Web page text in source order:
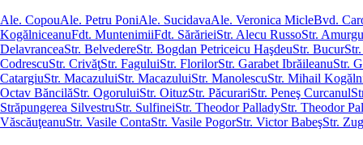
Ale. CopouAle. Petru PoniAle. SucidavaAle. Veronica MicleBvd.
KogălniceanuFdt. MuntenimiiFdt. SărărieiStr. Alecu RussoStr.
DelavranceaStr. BelvedereStr. Bogdan Petriceicu HaşdeuStr. Bucur
CodrescuStr. CrivăţStr. FaguluiStr. FlorilorStr. Garabet IbrăileanuStr.
CatargiuStr. MacazuluiStr. MacazuluiStr. ManolescuStr. Mihail
Octav BăncilăStr. OgoruluiStr. OituzStr. PăcurariStr. Peneş Curcanul
Străpungerea SilvestruStr. SulfineiStr. Theodor PalladyStr. Theodor
VăscăuţeanuStr. Vasile ContaStr. Vasile PogorStr. Victor BabeşStr.